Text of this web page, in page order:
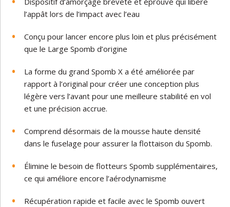
l’appât lors de l’impact avec l’eau
Conçu pour lancer encore plus loin et plus précisément
que le Large Spomb d’origine
La forme du grand Spomb X a été améliorée par
rapport à l’original pour créer une conception plus
légère vers l’avant pour une meilleure stabilité en vol
et une précision accrue.
Comprend désormais de la mousse haute densité
dans le fuselage pour assurer la flottaison du Spomb.
Élimine le besoin de flotteurs Spomb supplémentaires,
ce qui améliore encore l’aérodynamisme
Récupération rapide et facile avec le Spomb ouvert